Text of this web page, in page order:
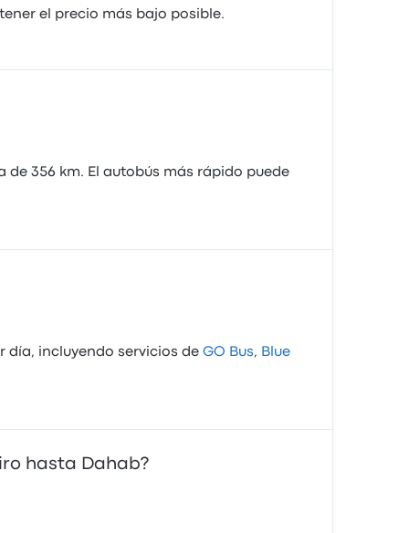
el precio más bajo posible.
356 km. El autobús más rápido puede
día, incluyendo servicios de GO Bus, Blue
hasta Dahab?